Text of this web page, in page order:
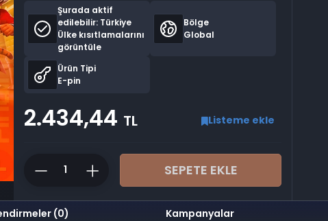
Şurada aktif
edilebilir: Türkiye
Ülke kısıtlamalarını
görüntüle
Bölge
Global
Ürün Tipi
E-pin
2.434,44 TL Listeme ekle
SEPETE EKLE
Değerlendirmeler (0) Kampanyalar